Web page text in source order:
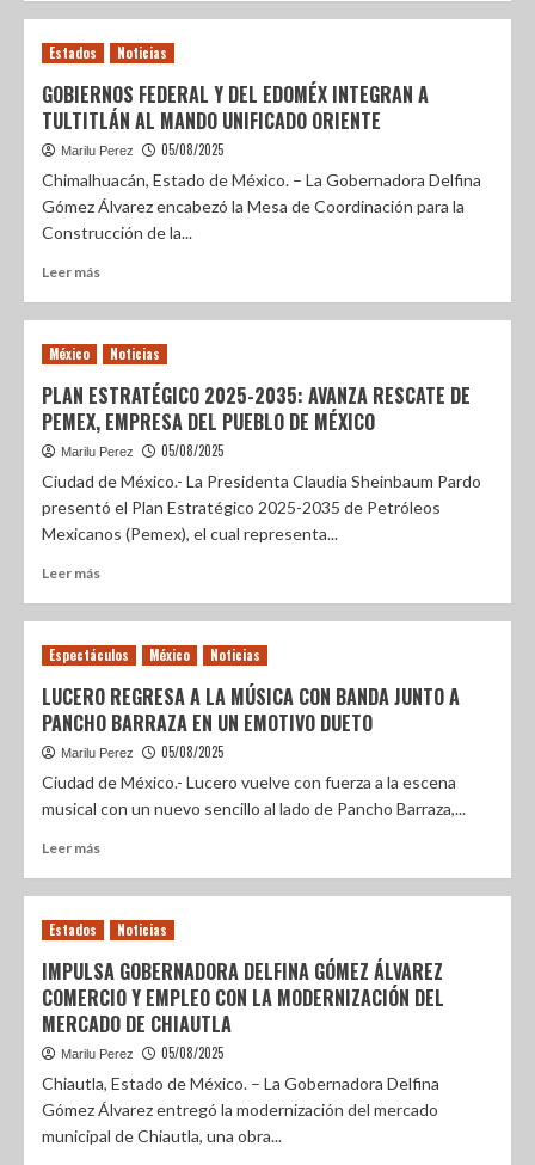
Estados Noticias
GOBIERNOS FEDERAL Y DEL EDOMÉX INTEGRAN A
TULTITLÁN AL MANDO UNIFICADO ORIENTE
Marilu Perez 05/08/2025
Chimalhuacán, Estado de México. – La Gobernadora Delfina
Gómez Álvarez encabezó la Mesa de Coordinación para la
Construcción de la...
Leer más
México Noticias
PLAN ESTRATÉGICO 2025-2035: AVANZA RESCATE DE
PEMEX, EMPRESA DEL PUEBLO DE MÉXICO
Marilu Perez 05/08/2025
Ciudad de México.- La Presidenta Claudia Sheinbaum Pardo
presentó el Plan Estratégico 2025-2035 de Petróleos
Mexicanos (Pemex), el cual representa...
Leer más
Espectáculos México Noticias
LUCERO REGRESA A LA MÚSICA CON BANDA JUNTO A
PANCHO BARRAZA EN UN EMOTIVO DUETO
Marilu Perez 05/08/2025
Ciudad de México.- Lucero vuelve con fuerza a la escena
musical con un nuevo sencillo al lado de Pancho Barraza,...
Leer más
Estados Noticias
IMPULSA GOBERNADORA DELFINA GÓMEZ ÁLVAREZ
COMERCIO Y EMPLEO CON LA MODERNIZACIÓN DEL
MERCADO DE CHIAUTLA
Marilu Perez 05/08/2025
Chiautla, Estado de México. – La Gobernadora Delfina
Gómez Álvarez entregó la modernización del mercado
municipal de Chiautla, una obra...